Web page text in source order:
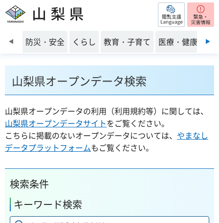
山梨県 閲覧支援
前のスライドを表示
防災・安全 くらし 教育・子育て 医療・健康・福
山梨県オープンデータ検索
山梨県オープンデータの利用（利用規約等）に関しては、
山梨県オープンデータサイトをご覧ください。
こちらに掲載のないオープンデータについては、 やまなし
データプラットフォームもご覧ください。
検索条件
キーワード検索